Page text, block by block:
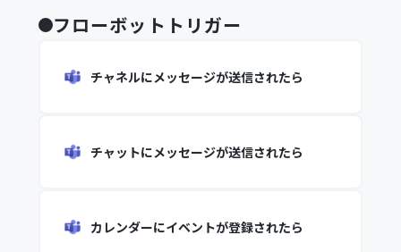
フローボットトリガー
チャネルにメッセージが送信されたら
チャットにメッセージが送信されたら
カレンダーにイベントが登録されたら